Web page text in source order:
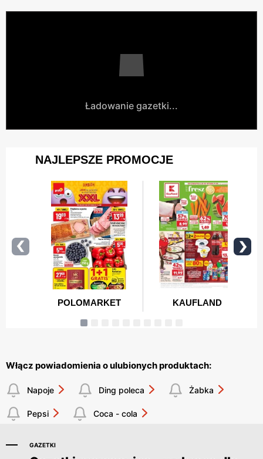
Ładowanie gazetki...
Włącz powiadomienia o ulubionych produktach:
Napoje Ding poleca Żabka
Pepsi Coca - cola
GAZETKI